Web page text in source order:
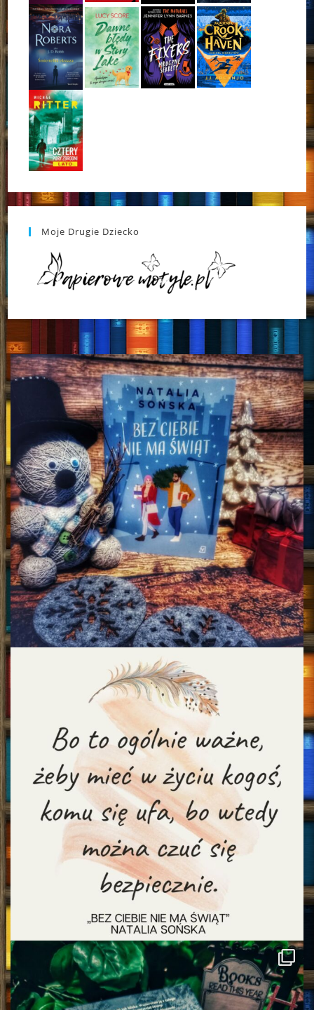
Moje Drugie Dziecko